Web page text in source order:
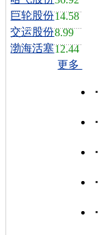
巨轮股份14.58
交运股份8.99
渤海活塞12.44
更多